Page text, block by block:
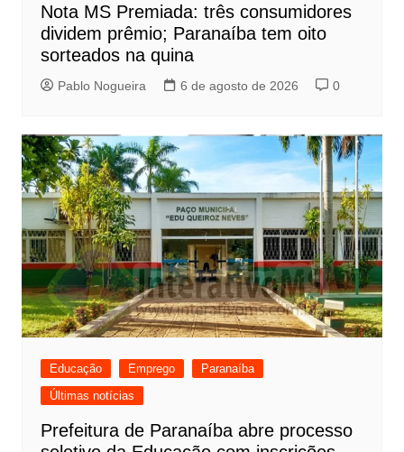
Nota MS Premiada: três consumidores
dividem prêmio; Paranaíba tem oito
sorteados na quina
Pablo Nogueira 6 de agosto de 2026 0
Educação Emprego
Paranaíba
Últimas notícias
Prefeitura de Paranaíba abre processo